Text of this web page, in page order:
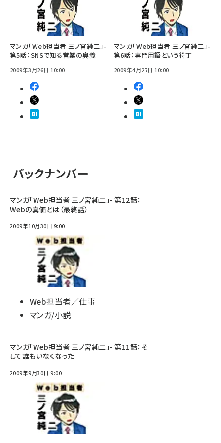
マンガ「Web担当者 三ノ宮純二」-
第5話：SNSで知る営業の奥義
2009年3月26日 10:00
マンガ「Web担当者 三ノ宮純二」-
第6話：専門用語という符丁
2009年4月27日 10:00
バックナンバー
マンガ「Web担当者 三ノ宮純二」- 第12話：
Webの真価とは（最終話）
2009年10月30日 9:00
Web担当者／仕事
マンガ/小説
マンガ「Web担当者 三ノ宮純二」- 第11話：そ
して誰もいなくなった
2009年9月30日 9:00